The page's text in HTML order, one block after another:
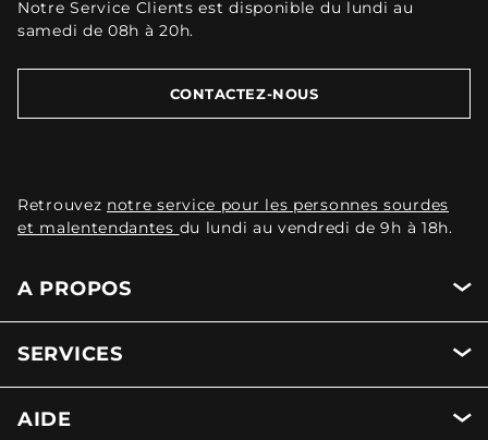
Notre Service Clients est disponible du lundi au
samedi de 08h à 20h.
CONTACTEZ-NOUS
Retrouvez notre service pour les personnes sourdes
et malentendantes du lundi au vendredi de 9h à 18h.
A PROPOS
SERVICES
AIDE